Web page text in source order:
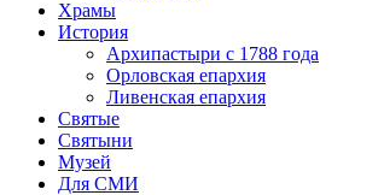
Храмы
История
Архипастыри с 1788 года
Орловская епархия
Ливенская епархия
Святые
Святыни
Музей
Для СМИ